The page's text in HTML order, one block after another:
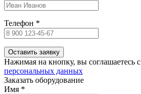
Телефон *
Нажимая на кнопку, вы соглашаетесь c
персональных данных
Заказать оборудование
Имя *